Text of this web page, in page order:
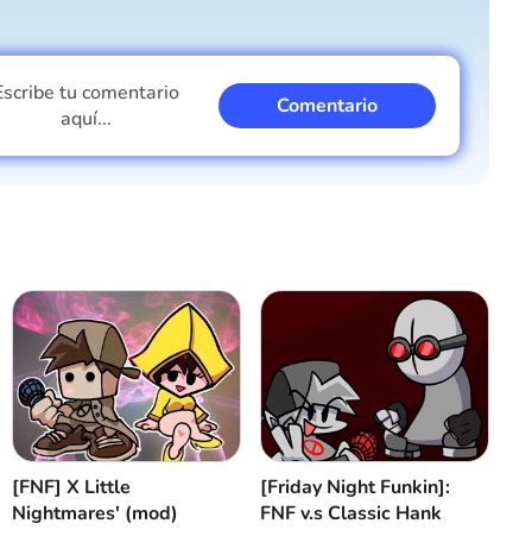
tu comentario
aquí...
Comentario
Cancelar Comentario
[FNF] Х Little
Nightmares' (mod)
[Friday Night Funkin]:
FNF v.s Classic Hank